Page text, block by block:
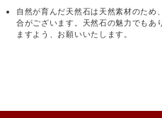
自然が育んだ天然石は天然素材のため
合がございます。天然石の魅力でもあ
ますよう、お願いいたします。